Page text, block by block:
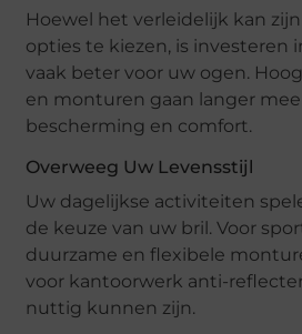
Hoewel het verleidelijk kan
opties te kiezen, is investeren
vaak beter voor uw ogen.
en monturen gaan langer
bescherming en comfort.
Overweeg Uw Levensstijl
Uw dagelijkse activiteiten
de keuze van uw bril. Voor
duurzame en flexibele
voor kantoorwerk anti-
nuttig kunnen zijn.